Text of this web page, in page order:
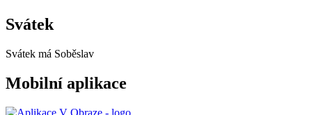
Svátek
Svátek má Soběslav
Mobilní aplikace